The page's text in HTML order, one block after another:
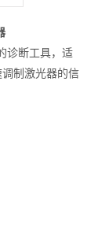
诊断工具，适
制激光器的信